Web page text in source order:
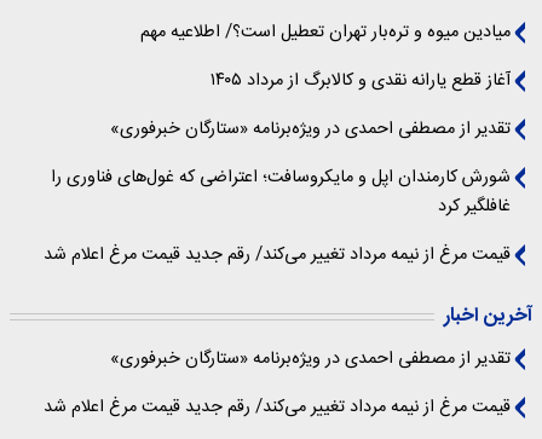
میادین میوه و تره‌بار تهران تعطیل است؟/ اطلاعیه مهم
آغاز قطع یارانه نقدی و کالابرگ از مرداد ۱۴۰۵
تقدیر از مصطفی احمدی در ویژه‌برنامه «ستارگان خبرفوری»
شورش کارمندان اپل و مایکروسافت؛ اعتراضی که غول‌های فناوری را
غافلگیر کرد
قیمت مرغ از نیمه مرداد تغییر می‌کند/ رقم جدید قیمت مرغ اعلام شد
آخرین اخبار
تقدیر از مصطفی احمدی در ویژه‌برنامه «ستارگان خبرفوری»
قیمت مرغ از نیمه مرداد تغییر می‌کند/ رقم جدید قیمت مرغ اعلام شد